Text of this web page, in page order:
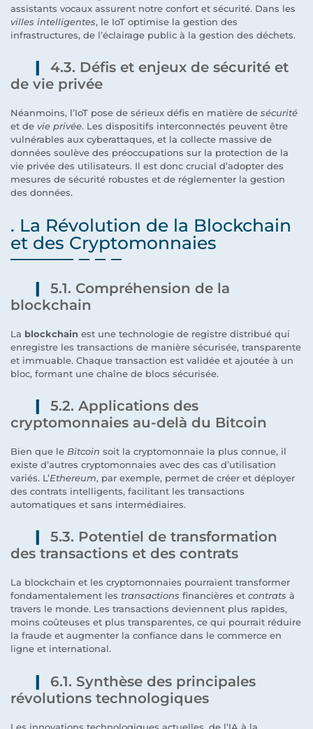
assistants vocaux assurent notre confort et sécurité. Dans les
villes intelligentes, le IoT optimise la gestion des
infrastructures, de l’éclairage public à la gestion des déchets.
4.3. Défis et enjeux de sécurité et
de vie privée
Néanmoins, l’IoT pose de sérieux défis en matière de sécurité
et de vie privée. Les dispositifs interconnectés peuvent être
vulnérables aux cyberattaques, et la collecte massive de
données soulève des préoccupations sur la protection de la
vie privée des utilisateurs. Il est donc crucial d’adopter des
mesures de sécurité robustes et de réglementer la gestion
des données.
. La Révolution de la Blockchain
et des Cryptomonnaies
5.1. Compréhension de la
blockchain
La blockchain est une technologie de registre distribué qui
enregistre les transactions de manière sécurisée, transparente
et immuable. Chaque transaction est validée et ajoutée à un
bloc, formant une chaîne de blocs sécurisée.
5.2. Applications des
cryptomonnaies au-delà du Bitcoin
Bien que le Bitcoin soit la cryptomonnaie la plus connue, il
existe d’autres cryptomonnaies avec des cas d’utilisation
variés. L’Ethereum, par exemple, permet de créer et déployer
des contrats intelligents, facilitant les transactions
automatiques et sans intermédiaires.
5.3. Potentiel de transformation
des transactions et des contrats
La blockchain et les cryptomonnaies pourraient transformer
fondamentalement les transactions financières et contrats à
travers le monde. Les transactions deviennent plus rapides,
moins coûteuses et plus transparentes, ce qui pourrait réduire
la fraude et augmenter la confiance dans le commerce en
ligne et international.
6.1. Synthèse des principales
révolutions technologiques
Les innovations technologiques actuelles, de l’IA à la